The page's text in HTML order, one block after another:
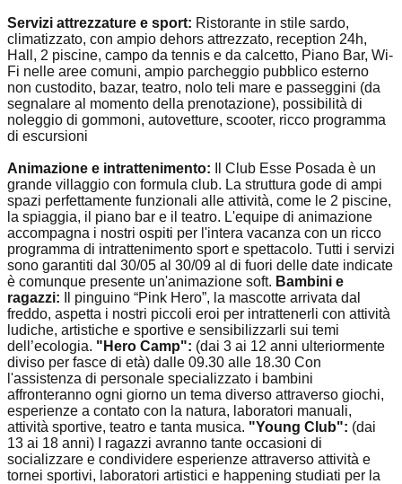
Servizi attrezzature e sport: Ristorante in stile sardo,
climatizzato, con ampio dehors attrezzato, reception 24h,
Hall, 2 piscine, campo da tennis e da calcetto, Piano Bar, Wi-
Fi nelle aree comuni, ampio parcheggio pubblico esterno
non custodito, bazar, teatro, nolo teli mare e passeggini (da
segnalare al momento della prenotazione), possibilità di
noleggio di gommoni, autovetture, scooter, ricco programma
di escursioni
Animazione e intrattenimento: Il Club Esse Posada è un
grande villaggio con formula club. La struttura gode di ampi
spazi perfettamente funzionali alle attività, come le 2 piscine,
la spiaggia, il piano bar e il teatro. L'equipe di animazione
accompagna i nostri ospiti per l'intera vacanza con un ricco
programma di intrattenimento sport e spettacolo. Tutti i servizi
sono garantiti dal 30/05 al 30/09 al di fuori delle date indicate
è comunque presente un'animazione soft. Bambini e
ragazzi: Il pinguino “Pink Hero”, la mascotte arrivata dal
freddo, aspetta i nostri piccoli eroi per intrattenerli con attività
ludiche, artistiche e sportive e sensibilizzarli sui temi
dell’ecologia. "Hero Camp": (dai 3 ai 12 anni ulteriormente
diviso per fasce di età) dalle 09.30 alle 18.30 Con
l'assistenza di personale specializzato i bambini
affronteranno ogni giorno un tema diverso attraverso giochi,
esperienze a contato con la natura, laboratori manuali,
attività sportive, teatro e tanta musica. "Young Club": (dai
13 ai 18 anni) I ragazzi avranno tante occasioni di
socializzare e condividere esperienze attraverso attività e
tornei sportivi, laboratori artistici e happening studiati per la